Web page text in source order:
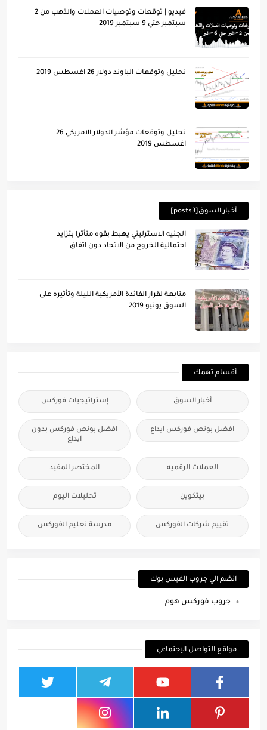
فيديو | توقعات وتوصيات العملات والذهب من 2
سبتمبر حتي 9 سبتمبر 2019
تحليل وتوقعات الباوند دولار 26 اغسطس 2019
تحليل وتوقعات مؤشر الدولار الامريكي 26
اغسطس 2019
أخبار السوق[posts3]
الجنيه الاسترليني يهبط بقوه متأثرا بتزايد
احتمالية الخروج من الاتحاد دون اتفاق
متابعة لقرار الفائدة الأمريكية الليلة وتأُثيره على
السوق يونيو 2019
أقسام تهمك
أخبار السوق إستراتيجيات فوركس
افضل بونص فوركس ايداع
افضل بونص فوركس بدون
ايداع
العملات الرقميه المختصر المفيد
بيتكوين تحليلات اليوم
تقييم شركات الفوركس مدرسة تعليم الفوركس
انضم الي جروب الفيس بوك
جروب فوركس هوم
مواقع التواصل الإجتماعي